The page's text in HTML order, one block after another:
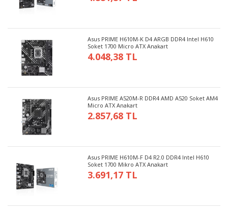
Asus PRIME H610M-K D4 ARGB DDR4 Intel H610
Soket 1700 Micro ATX Anakart
4.048,38 TL
Asus PRIME A520M-R DDR4 AMD A520 Soket AM4
Micro ATX Anakart
2.857,68 TL
Asus PRIME H610M-F D4 R2.0 DDR4 Intel H610
Soket 1700 Mikro ATX Anakart
3.691,17 TL